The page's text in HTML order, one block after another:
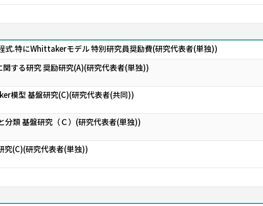
式.特にWhittakerモデル 特別研究員奨励費(研究代表者(単独))
する研究 奨励研究(A)(研究代表者(単独))
模型 基盤研究(C)(研究代表者(共同))
分類 基盤研究（Ｃ）(研究代表者(単独))
(C)(研究代表者(単独))